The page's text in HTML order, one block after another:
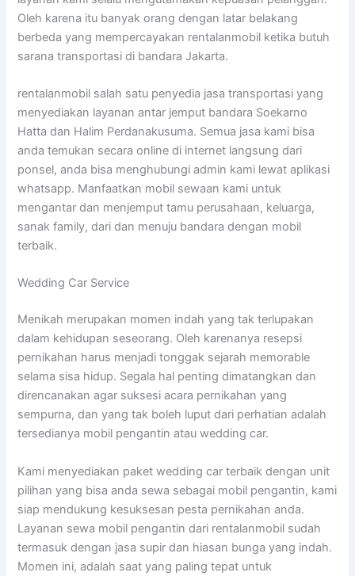
Oleh karena itu banyak orang dengan latar belakang
berbeda yang mempercayakan rentalanmobil ketika butuh
sarana transportasi di bandara Jakarta.
rentalanmobil salah satu penyedia jasa transportasi yang
menyediakan layanan antar jemput bandara Soekarno
Hatta dan Halim Perdanakusuma. Semua jasa kami bisa
anda temukan secara online di internet langsung dari
ponsel, anda bisa menghubungi admin kami lewat aplikasi
whatsapp. Manfaatkan mobil sewaan kami untuk
mengantar dan menjemput tamu perusahaan, keluarga,
sanak family, dari dan menuju bandara dengan mobil
terbaik.
Wedding Car Service
Menikah merupakan momen indah yang tak terlupakan
dalam kehidupan seseorang. Oleh karenanya resepsi
pernikahan harus menjadi tonggak sejarah memorable
selama sisa hidup. Segala hal penting dimatangkan dan
direncanakan agar suksesi acara pernikahan yang
sempurna, dan yang tak boleh luput dari perhatian adalah
tersedianya mobil pengantin atau wedding car.
Kami menyediakan paket wedding car terbaik dengan unit
pilihan yang bisa anda sewa sebagai mobil pengantin, kami
siap mendukung kesuksesan pesta pernikahan anda.
Layanan sewa mobil pengantin dari rentalanmobil sudah
termasuk dengan jasa supir dan hiasan bunga yang indah.
Momen ini, adalah saat yang paling tepat untuk